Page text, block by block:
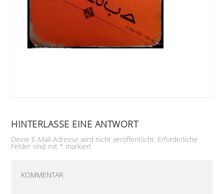
HINTERLASSE EINE ANTWORT
Deine E-Mail-Adresse wird nicht veröffentlicht. Erforderliche
Felder sind mit * markiert